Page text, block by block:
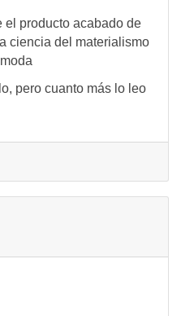
el producto acabado de
ciencia del materialismo
pero cuanto más lo leo